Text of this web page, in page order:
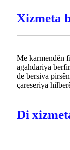
Xizmeta
Me karmendên
agahdariya
de bersiva
çareseriya
Di